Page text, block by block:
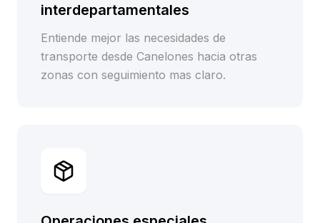
interdepartamentales
Entiende mejor las necesidades de
transporte desde Canelones hacia otras
zonas con seguimiento mas claro.